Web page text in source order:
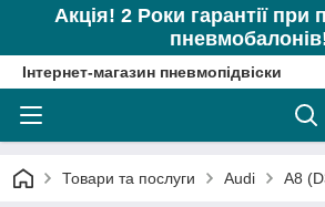
Акція! 2 Роки гарантії при
Інтернет-магазин пневмопідвіски
Товари та послуги Audi A8